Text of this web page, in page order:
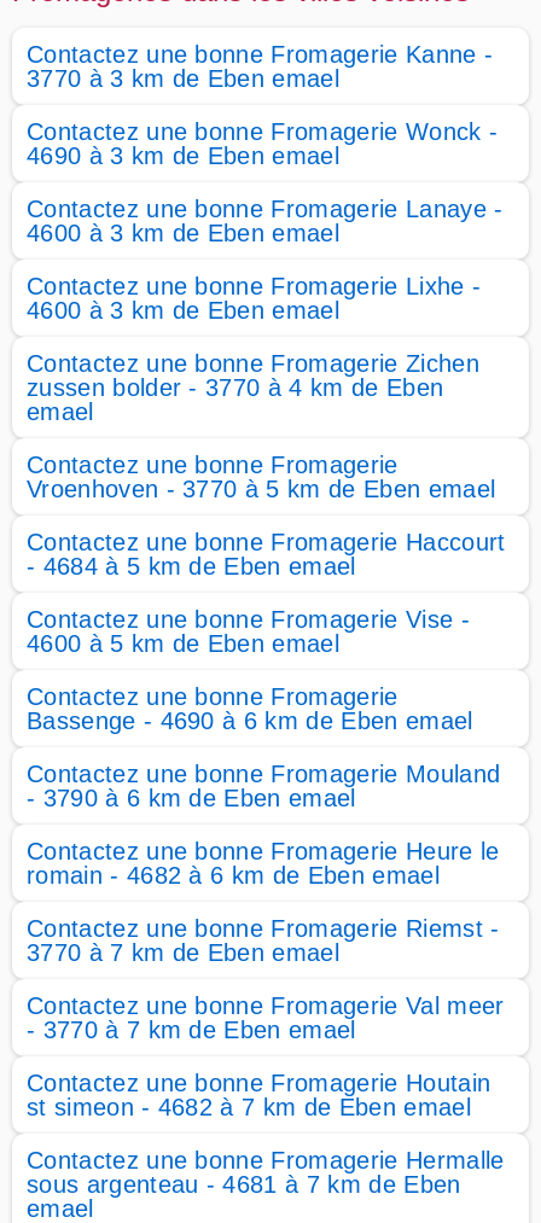
Contactez une bonne Fromagerie Kanne -
3770 à 3 km de Eben emael
Contactez une bonne Fromagerie Wonck -
4690 à 3 km de Eben emael
Contactez une bonne Fromagerie Lanaye -
4600 à 3 km de Eben emael
Contactez une bonne Fromagerie Lixhe -
4600 à 3 km de Eben emael
Contactez une bonne Fromagerie Zichen
zussen bolder - 3770 à 4 km de Eben
emael
Contactez une bonne Fromagerie
Vroenhoven - 3770 à 5 km de Eben emael
Contactez une bonne Fromagerie Haccourt
- 4684 à 5 km de Eben emael
Contactez une bonne Fromagerie Vise -
4600 à 5 km de Eben emael
Contactez une bonne Fromagerie
Bassenge - 4690 à 6 km de Eben emael
Contactez une bonne Fromagerie Mouland
- 3790 à 6 km de Eben emael
Contactez une bonne Fromagerie Heure le
romain - 4682 à 6 km de Eben emael
Contactez une bonne Fromagerie Riemst -
3770 à 7 km de Eben emael
Contactez une bonne Fromagerie Val meer
- 3770 à 7 km de Eben emael
Contactez une bonne Fromagerie Houtain
st simeon - 4682 à 7 km de Eben emael
Contactez une bonne Fromagerie Hermalle
sous argenteau - 4681 à 7 km de Eben
emael